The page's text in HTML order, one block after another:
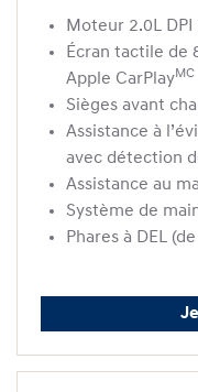
Moteur 2.0L
Écran tactile de
Apple CarPlayMC
Sièges avant
Assistance à
avec détection
Assistance au
Système de
Phares à DEL